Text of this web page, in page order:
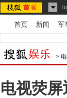
首页 - 新闻 - 军
>
电视荧